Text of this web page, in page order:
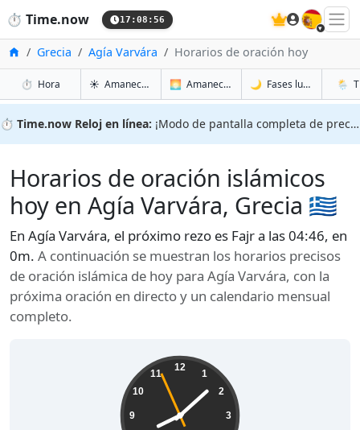
⏱️ Time.now 17:08:57 🇪🇸
InicioGrecia Agía Varvára Horarios de oración hoy
⏱️ Horaen Agía Varvára
☀️ Amanecer y atardecer en Agía Varvára
🌅 Amanecer y atardecer mañana en
🌙 Fases lunares en
🌦️
⏱️ Time.now Reloj en línea: ¡Modo de pantalla completa de precisión!
Horarios de oración islámicos
hoy en Agía Varvára, Grecia 🇬🇷
En Agía Varvára, el próximo rezo es Fajr a las 04:46, en
0m. A continuación se muestran los horarios precisos
de oración islámica de hoy para Agía Varvára, con la
próxima oración en directo y un calendario mensual
completo.
12
1
2
3
9
10
11